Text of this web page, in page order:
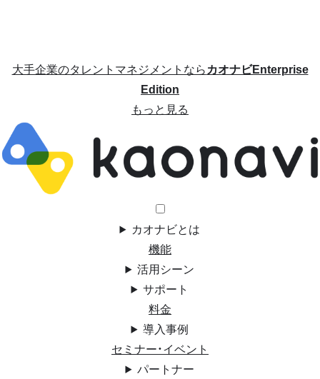
大手企業のタレントマネジメントならカオナビEnterprise
Edition
もっと見る
カオナビとは
機能
活用シーン
サポート
料金
導入事例
セミナー・イベント
パートナー